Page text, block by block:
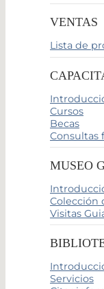
VENTAS
Lista de
Cursos
Becas
Consultas
MUSEO
Colección
Visitas
Servicios